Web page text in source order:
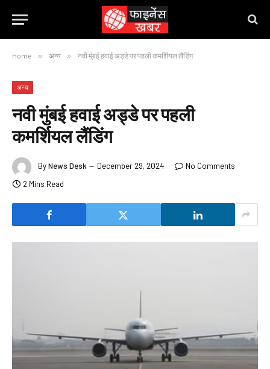
Home » अन्य » नवी मुंबई हवाई अड्डे पर पहली कमर्शियल लैंडिंग
अन्य
नवी मुंबई हवाई अड्डे पर पहली
कमर्शियल लैंडिंग
ByNews Desk December 29, 2024
No Comments
2 Mins Read